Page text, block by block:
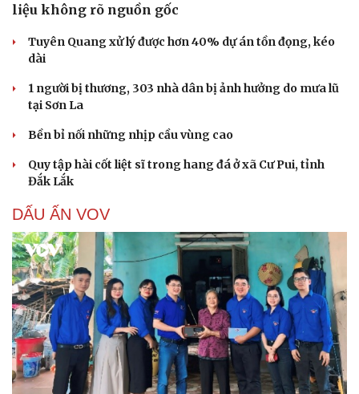
liệu không rõ nguồn gốc
Tuyên Quang xử lý được hơn 40% dự án tồn đọng, kéo
dài
1 người bị thương, 303 nhà dân bị ảnh hưởng do mưa lũ
tại Sơn La
Bền bỉ nối những nhịp cầu vùng cao
Quy tập hài cốt liệt sĩ trong hang đá ở xã Cư Pui, tỉnh
Đắk Lắk
DẤU ẤN VOV